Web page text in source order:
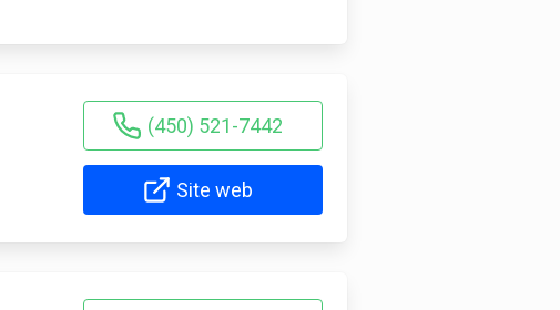
(450) 521-7442
Site web